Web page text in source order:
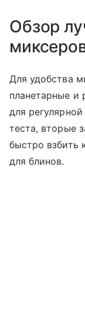
Обзор
Для удобства
планетарные и
для
теста, вторые
быстро взбить
для блинов.